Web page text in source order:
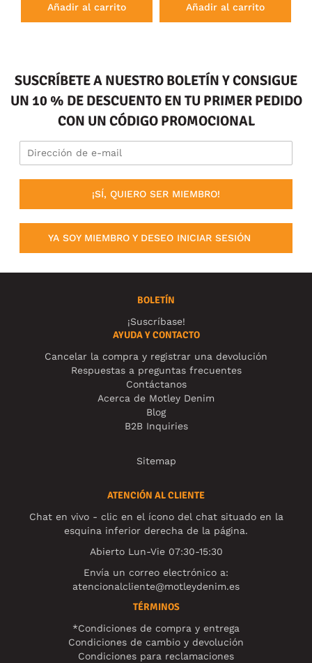
Añadir al carrito Añadir al carrito
SUSCRÍBETE A NUESTRO BOLETÍN Y CONSIGUE
UN 10 % DE DESCUENTO EN TU PRIMER PEDIDO
CON UN CÓDIGO PROMOCIONAL
¡SÍ, QUIERO SER MIEMBRO!
YA SOY MIEMBRO Y DESEO INICIAR SESIÓN
BOLETÍN
¡Suscríbase!
AYUDA Y CONTACTO
Cancelar la compra y registrar una devolución
Respuestas a preguntas frecuentes
Contáctanos
Acerca de Motley Denim
Blog
B2B Inquiries
Sitemap
ATENCIÓN AL CLIENTE
Chat en vivo - clic en el ícono del chat situado en la
esquina inferior derecha de la página.
Abierto Lun-Vie 07:30-15:30
Envía un correo electrónico a:
atencionalcliente@motleydenim.es
TÉRMINOS
*Condiciones de compra y entrega
Condiciones de cambio y devolución
Condiciones para reclamaciones